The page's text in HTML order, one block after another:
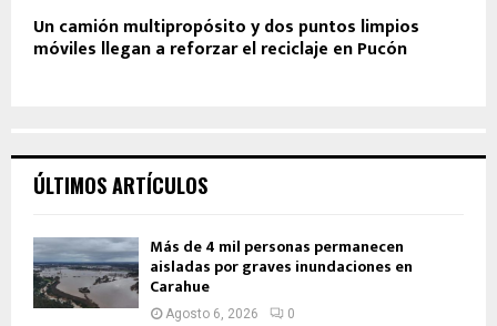
Un camión multipropósito y dos puntos limpios
móviles llegan a reforzar el reciclaje en Pucón
ÚLTIMOS ARTÍCULOS
Más de 4 mil personas permanecen
aisladas por graves inundaciones en
Carahue
Agosto 6, 2026 0